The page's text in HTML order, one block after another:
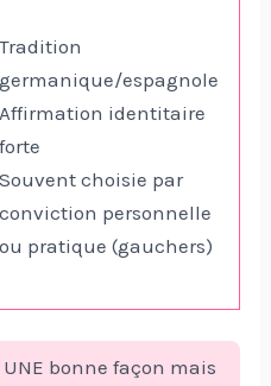
Tradition
germanique/espagnole
Affirmation identitaire
forte
Souvent choisie par
conviction personnelle
ou pratique (gauchers)
bonne façon mais